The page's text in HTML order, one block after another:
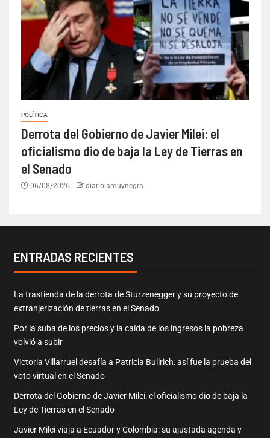
POLÍTICA
Derrota del Gobierno de Javier Milei: el
oficialismo dio de baja la Ley de Tierras en
el Senado
06/08/2026 diariolamuynegra
ENTRADAS RECIENTES
La trastienda de la derrota de Sturzenegger y su proyecto de
extranjerización de tierras en el Senado
Por la suba de los precios y la caída de los ingresos la pobreza
volvió a subir
Victoria Villarruel desafía a Patricia Bullrich: así fue la prueba del
voto virtual en el Senado
Derrota del Gobierno de Javier Milei: el oficialismo dio de baja la
Ley de Tierras en el Senado
Javier Milei viaja a Ecuador y Colombia: su ajustada agenda y